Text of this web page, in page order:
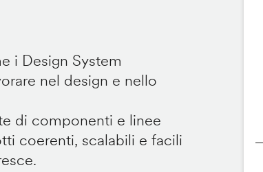
i Design System
nel design e nello
di componenti e linee
coerenti, scalabili e facili